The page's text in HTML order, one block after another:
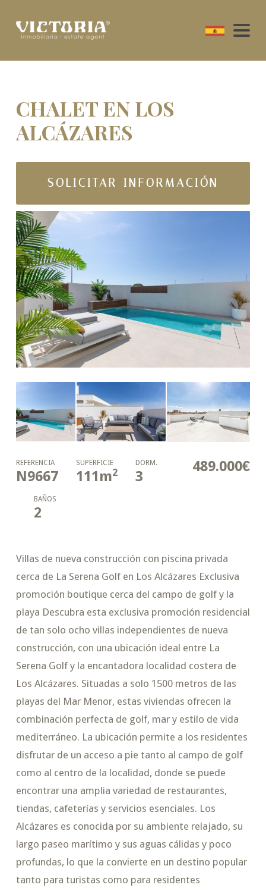
CHALET EN LOS
ALCÁZARES
SOLICITAR INFORMACIÓN
489.000€
REFERENCIA
N9667
SUPERFICIE
111m2
DORM.
3
BAÑOS
2
Villas de nueva construcción con piscina privada
cerca de La Serena Golf en Los Alcázares Exclusiva
promoción boutique cerca del campo de golf y la
playa Descubra esta exclusiva promoción residencial
de tan solo ocho villas independientes de nueva
construcción, con una ubicación ideal entre La
Serena Golf y la encantadora localidad costera de
Los Alcázares. Situadas a solo 1500 metros de las
playas del Mar Menor, estas viviendas ofrecen la
combinación perfecta de golf, mar y estilo de vida
mediterráneo. La ubicación permite a los residentes
disfrutar de un acceso a pie tanto al campo de golf
como al centro de la localidad, donde se puede
encontrar una amplia variedad de restaurantes,
tiendas, cafeterías y servicios esenciales. Los
Alcázares es conocida por su ambiente relajado, su
largo paseo marítimo y sus aguas cálidas y poco
profundas, lo que la convierte en un destino popular
tanto para turistas como para residentes